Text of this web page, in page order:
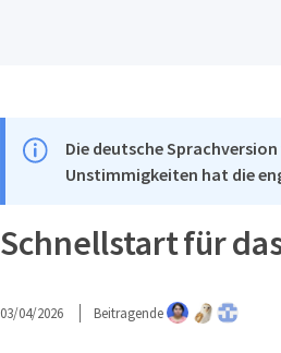
Die deutsche
Unstimmigkeiten hat die
Schnellstart für
03/04/2026 Beitragende